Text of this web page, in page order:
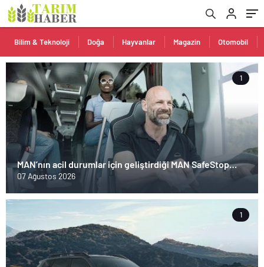
Bilim & Teknoloji Doğa Hayvanlar Magazin Otomobil
1
MAN’nın acil durumlar için geliştirdiği MAN SafeStop
Assist, otobüs kazalarını önlemeye yardımcı oluyor
07 Ağustos 2026
1